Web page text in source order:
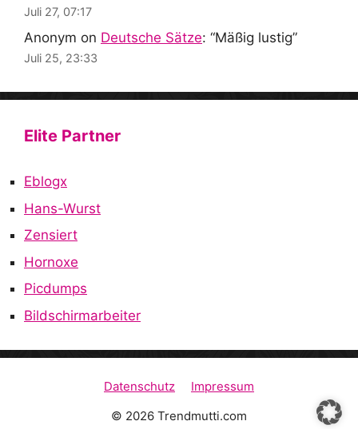
Juli 27, 07:17
Anonym on Deutsche Sätze: “Mäßig lustig”
Juli 25, 23:33
Elite Partner
Eblogx
Hans-Wurst
Zensiert
Hornoxe
Picdumps
Bildschirmarbeiter
Datenschutz
Impressum
© 2026 Trendmutti.com